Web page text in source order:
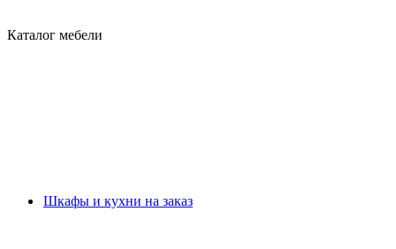
Каталог мебели
Шкафы и кухни на заказ